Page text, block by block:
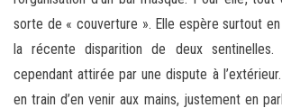
sorte de « couverture ». Elle espère surtout
la récente disparition de deux
cependant attirée par une dispute à
en train d’en venir aux mains, justement en